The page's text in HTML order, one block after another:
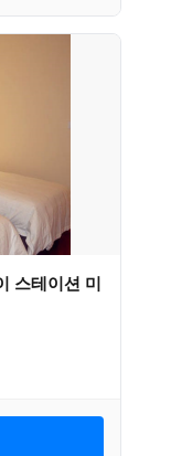
스테이션 미